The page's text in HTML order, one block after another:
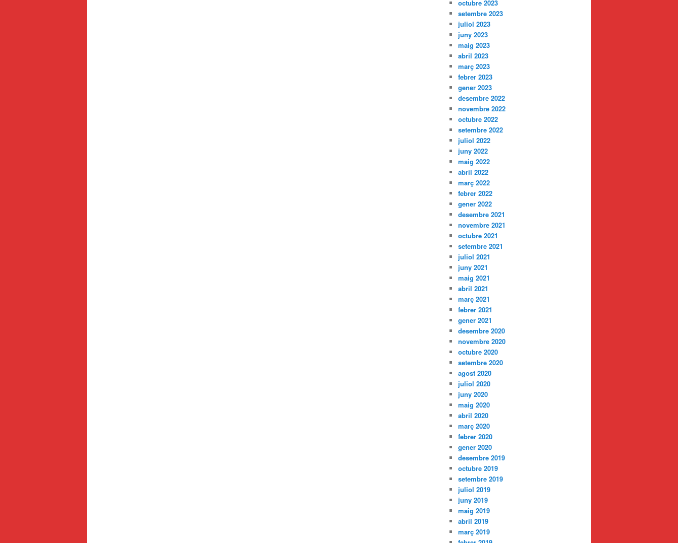
octubre 2023
setembre 2023
juliol 2023
juny 2023
maig 2023
abril 2023
març 2023
febrer 2023
gener 2023
desembre 2022
novembre 2022
octubre 2022
setembre 2022
juliol 2022
juny 2022
maig 2022
abril 2022
març 2022
febrer 2022
gener 2022
desembre 2021
novembre 2021
octubre 2021
setembre 2021
juliol 2021
juny 2021
maig 2021
abril 2021
març 2021
febrer 2021
gener 2021
desembre 2020
novembre 2020
octubre 2020
setembre 2020
agost 2020
juliol 2020
juny 2020
maig 2020
abril 2020
març 2020
febrer 2020
gener 2020
desembre 2019
octubre 2019
setembre 2019
juliol 2019
juny 2019
maig 2019
abril 2019
març 2019